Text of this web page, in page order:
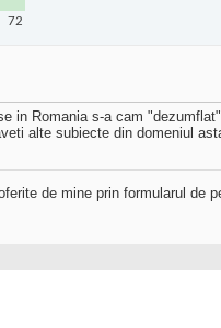
72
in Romania s-a cam
alte subiecte din domeniul
de mine prin formularul de